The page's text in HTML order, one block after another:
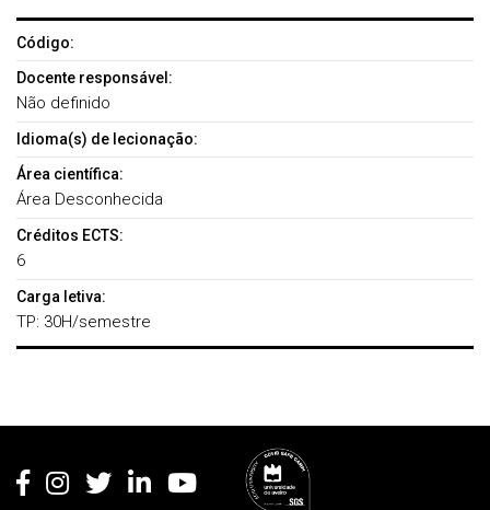
Código:
Docente responsável:
Não definido
Idioma(s) de lecionação:
Área científica:
Área Desconhecida
Créditos ECTS:
6
Carga letiva:
TP: 30H/semestre